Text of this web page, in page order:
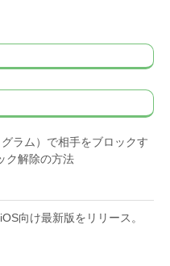
ラム）で相手をブロックす
ク解除の方法
向け最新版をリリース。